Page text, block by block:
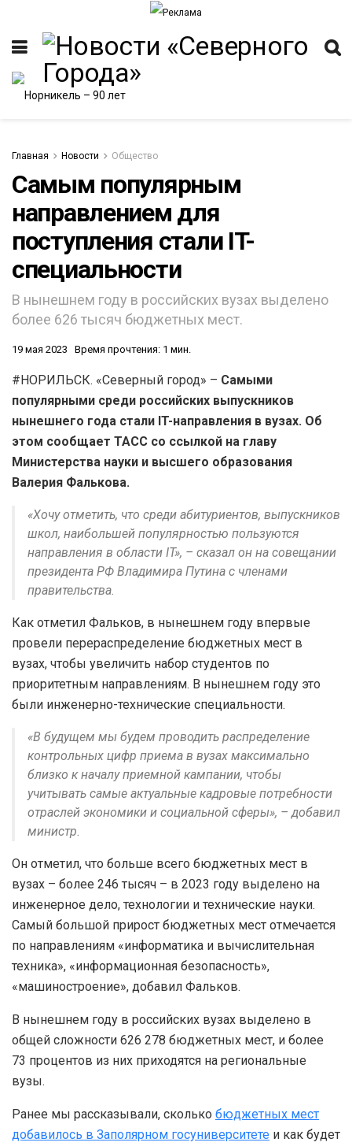
Главная Новости Общество
Самым популярным
направлением для
поступления стали IT-
специальности
В нынешнем году в российских вузах выделено
более 626 тысяч бюджетных мест.
19 мая 2023 Время прочтения: 1 мин.
#НОРИЛЬСК. «Северный город» – Самыми
популярными среди российских выпускников
нынешнего года стали IT-направления в вузах. Об
этом сообщает ТАСС со ссылкой на главу
Министерства науки и высшего образования
Валерия Фалькова.
«Хочу отметить, что среди абитуриентов, выпускников
школ, наибольшей популярностью пользуются
направления в области IT», – сказал он на совещании
президента РФ Владимира Путина с членами
правительства.
Как отметил Фальков, в нынешнем году впервые
провели перераспределение бюджетных мест в
вузах, чтобы увеличить набор студентов по
приоритетным направлениям. В нынешнем году это
были инженерно-технические специальности.
«В будущем мы будем проводить распределение
контрольных цифр приема в вузах максимально
близко к началу приемной кампании, чтобы
учитывать самые актуальные кадровые потребности
отраслей экономики и социальной сферы», – добавил
министр.
Он отметил, что больше всего бюджетных мест в
вузах – более 246 тысяч – в 2023 году выделено на
инженерное дело, технологии и технические науки.
Самый большой прирост бюджетных мест отмечается
по направлениям «информатика и вычислительная
техника», «информационная безопасность»,
«машиностроение», добавил Фальков.
В нынешнем году в российских вузах выделено в
общей сложности 626 278 бюджетных мест, и более
73 процентов из них приходятся на региональные
вузы.
Ранее мы рассказывали, сколько бюджетных мест
добавилось в Заполярном госуниверситете и как будет